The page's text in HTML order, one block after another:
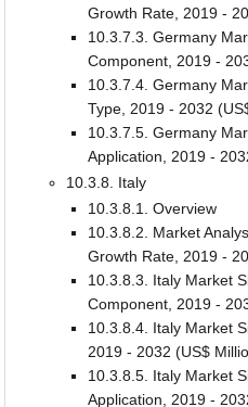
Growth Rate, 2019 -
10.3.7.3. Germany
Component, 2019 -
10.3.7.4. Germany
Type, 2019 - 2032
10.3.7.5. Germany
Application, 2019 -
10.3.8. Italy
10.3.8.1. Overview
10.3.8.2. Market
Growth Rate, 2019 -
10.3.8.3. Italy Market
Component, 2019 -
10.3.8.4. Italy Market
2019 - 2032 (US$
10.3.8.5. Italy Market
Application, 2019 -